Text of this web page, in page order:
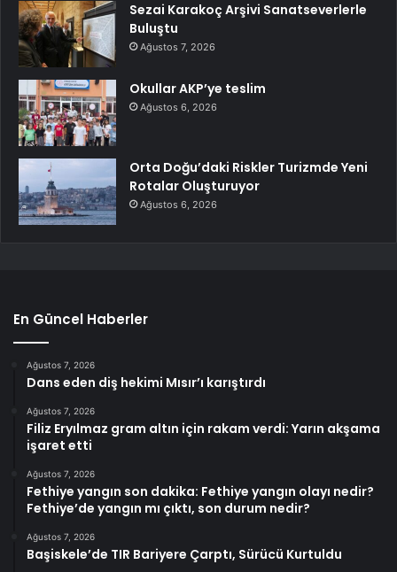
Sezai Karakoç Arşivi Sanatseverlerle
Buluştu
Ağustos 7, 2026
Okullar AKP’ye teslim
Ağustos 6, 2026
Orta Doğu’daki Riskler Turizmde Yeni
Rotalar Oluşturuyor
Ağustos 6, 2026
En Güncel Haberler
Ağustos 7, 2026
Dans eden diş hekimi Mısır’ı karıştırdı
Ağustos 7, 2026
Filiz Eryılmaz gram altın için rakam verdi: Yarın akşama
işaret etti
Ağustos 7, 2026
Fethiye yangın son dakika: Fethiye yangın olayı nedir?
Fethiye’de yangın mı çıktı, son durum nedir?
Ağustos 7, 2026
Başiskele’de TIR Bariyere Çarptı, Sürücü Kurtuldu